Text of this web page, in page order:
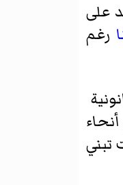
على
رغم
شخص في جميع أنحاء
تبني